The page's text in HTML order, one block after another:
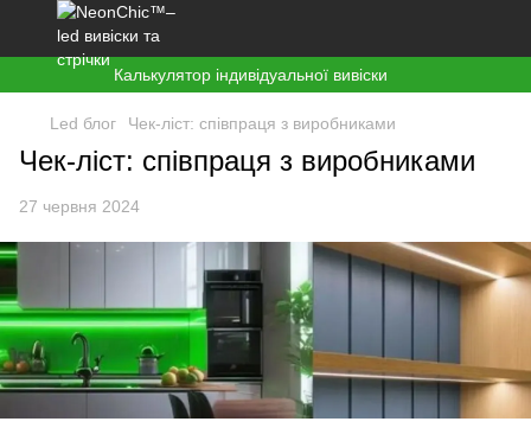
Калькулятор індивідуальної вивіски
Led блог Чек-ліст: співпраця з виробниками
Чек-ліст: співпраця з виробниками
27 червня 2024